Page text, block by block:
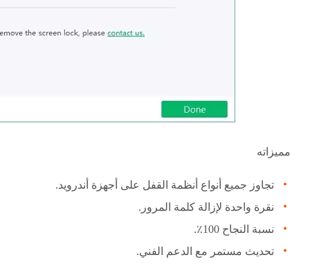
مميزاته
تجاوز جميع أنواع أنظمة القفل على أجهزة أندرويد.
نقرة واحدة لإزالة كلمة المرور.
نسبة النجاح 100٪.
تحديث مستمر مع الدعم الفني.